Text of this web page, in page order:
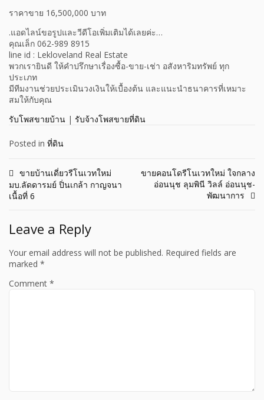
ราคาขาย 16,500,000 บาท
.แอดไลน์ขอรูปและวีดีโอเพิ่มเติมได้เลยค่ะ…
คุณเล็ก 062-989 8915
line id : Lekloveland Real Estate
พวกเรายินดี ให้คำปรึกษาเรื่องซื้อ-ขาย-เช่า อสังหาริมทรัพย์ ทุก
ประเภท
มีทีมงานช่วยประเมินวงเงินให้เบื้องต้น และแนะนำธนาคารที่เหมาะ
สมให้กับคุณ
รับโพสขายบ้าน | รับจ้างโพสขายที่ดิน
Posted in ที่ดิน
Post
navigation
ขายบ้านเดี่ยวรีโนเวทใหม่
มบ.ลัดดารมย์ ปิ่นเกล้า กาญจนา
เนื้อที่ 6
ขายคอนโดรีโนเวทใหม่ ใจกลาง
อ่อนนุช ลุมพินี วิลล์ อ่อนนุช-
พัฒนาการ
Leave a Reply
Your email address will not be published. Required fields are
marked *
Comment *